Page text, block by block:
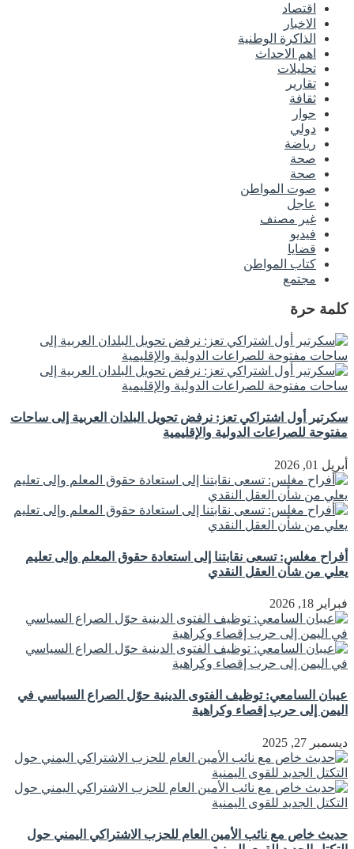
اقتصاد
الاخبار
الذاكرة الوطنية
اهم الاحداث
تحليلات
تقارير
ثقافة
حوار
دولي
رياضة
صحة
صحة
صوت المواطن
عاجل
غير مصنف
فيديو
قضايا
كتاب المواطن
مجتمع
كلمة حرة
سكرتير أول اشتراكي تعز: نرفض تحويل البلدان العربية إلى ساحات
مفتوحة للصراعات الدولية والإقليمية
أبريل 01, 2026
أفراح مغلس: تسعى نقابتنا إلى استعادة حقوق المعلم وإلى تعليم
يعلي من شأن العقل النقدي
فبراير 18, 2026
عيبان السامعي: توظيف الفتوى الدينية حوّل الصراع السياسي في
اليمن إلى حرب إقصاء وكراهية
ديسمبر 27, 2025
حديث خاص مع نائب الأمين العام للحزب الاشتراكي اليمني حول